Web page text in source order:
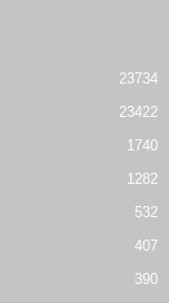
23734
23422
1740
1282
532
407
390